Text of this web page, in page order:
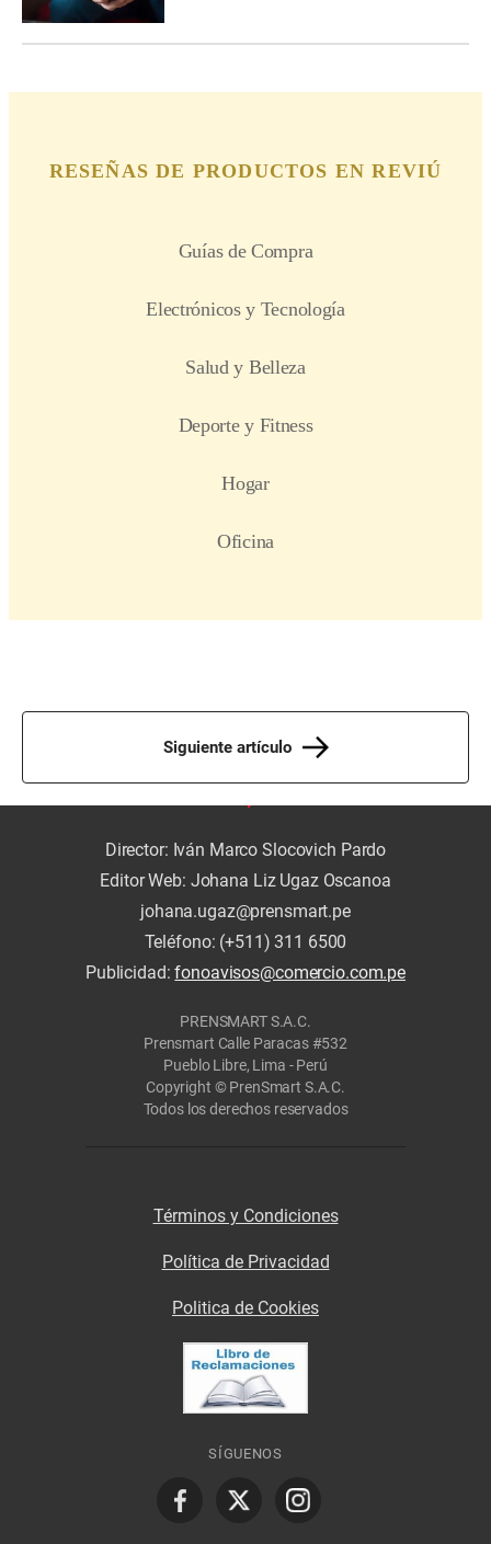
Siguiente artículo
Director: Iván Marco Slocovich Pardo
Editor Web: Johana Liz Ugaz Oscanoa
johana.ugaz@prensmart.pe
Teléfono: (+511) 311 6500
Publicidad:fonoavisos@comercio.com.pe
PRENSMART S.A.C.
Prensmart Calle Paracas #532
Pueblo Libre, Lima - Perú
Copyright © PrenSmart S.A.C.
Todos los derechos reservados
Términos y Condiciones
Política de Privacidad
Politica de Cookies
SÍGUENOS